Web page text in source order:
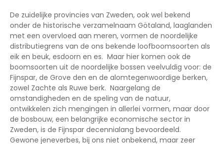
De zuidelijke provincies van Zweden, ook wel bekend
onder de historische verzamelnaam Götaland, laaglanden
met een overvloed aan meren, vormen de noordelijke
distributiegrens van de ons bekende loofboomsoorten als
eik en beuk, esdoorn en es. Maar hier komen ook de
boomsoorten uit de noordelijke bossen veelvuldig voor: de
Fijnspar, de Grove den en de alomtegenwoordige berken,
zowel Zachte als Ruwe berk. Naargelang de
omstandigheden en de speling van de natuur,
ontwikkelen zich mengingen in allerlei vormen, maar door
de bosbouw, een belangrijke economische sector in
Zweden, is de Fijnspar decennialang bevoordeeld.
Gewone jeneverbes, bij ons niet onbekend, maar zeer